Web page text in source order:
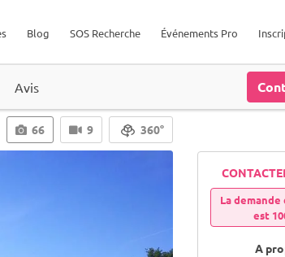
Événements Pro
SOS Recherche
Blog
Avis
66 9 360°
La
est
A